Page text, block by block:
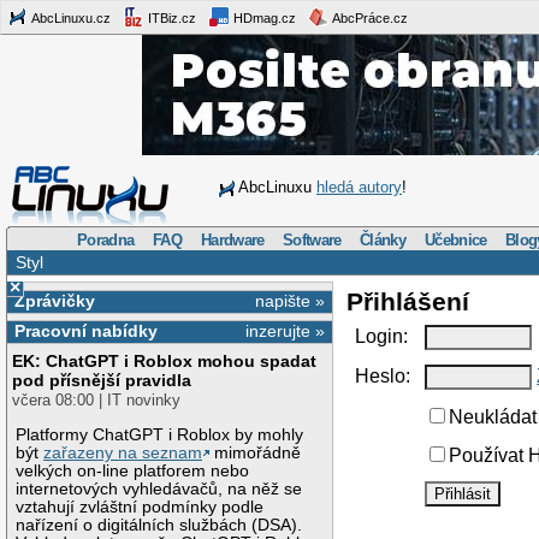
AbcLinuxu.cz ITBiz.cz HDmag.cz AbcPráce.cz
AbcLinuxu hledá autory!
Poradna FAQ Hardware Software Články Učebnice
Styl
×
napište »
Zprávičky
inzerujte »
Pracovní nabídky
EK: ChatGPT i Roblox mohou spadat
pod přísnější pravidla
včera 08:00 | IT novinky
Platformy ChatGPT i Roblox by mohly
býtzařazeny na seznam
mimořádně
velkých on-line platforem nebo
internetových vyhledávačů, na něž se
vztahují zvláštní podmínky podle
nařízení o digitálních službách (DSA).
Přihlášení
Login:
Heslo:
Používat